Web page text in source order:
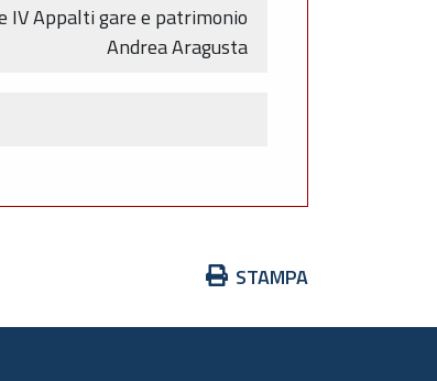
IV Appalti gare e patrimonio
Andrea Aragusta
Azioni
documento
STAMPA